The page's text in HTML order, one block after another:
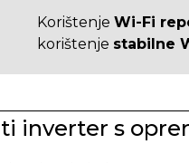
Korištenje Wi-Fi
korištenje stabilne
inverter s